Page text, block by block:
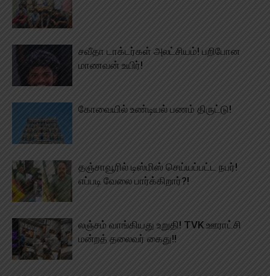
சவீதா டாக்டர்கள் அலட்சியம்! பறிபோன
மாணவன் உயிர்!
கோவையில் உண்டியல் பணம் திருட்டு!
தஞ்சாவூரில் டிஸ்மிஸ் செய்யப்பட்ட நபர்!
எப்படி வேலை பார்க்கிறார்?!
லஞ்சம் வாங்கியது உறுதி! TVK ஊராட்சி
மன்றத் தலைவர் கைது!!